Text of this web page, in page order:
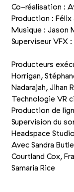
Co-réalisation :
Production : Félix
Musique : Jason
Superviseur VFX
Producteurs
Horrigan,
Nadarajah, Jihan
Technologie VR
Production de
Supervision du
Headspace Studio
Avec Sandra
Courtland Cox,
Samaria Rice